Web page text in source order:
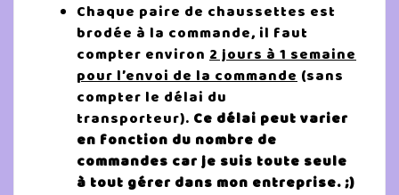
Chaque paire de chaussettes est
brodée à la commande, il faut
compter environ 2 jours à1 semaine
pour l’envoi de la commande (sans
compter le délai du
transporteur). Ce délai peut varier
en fonction du nombre de
commandes car je suis toute seule
à tout gérer dans mon entreprise. ;)